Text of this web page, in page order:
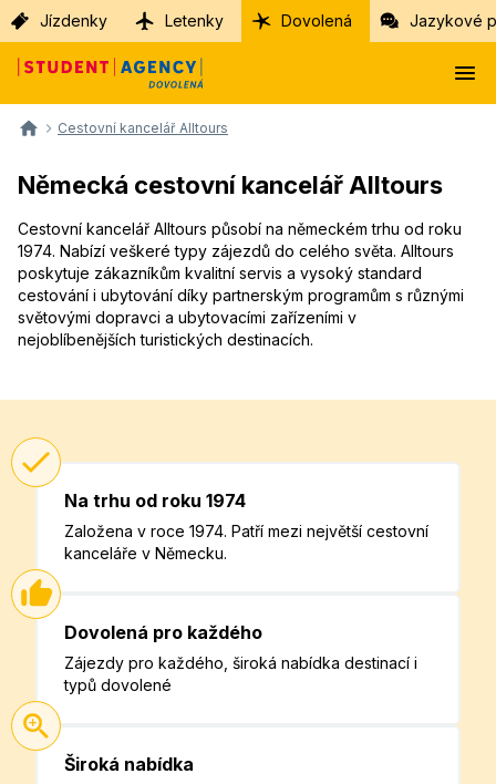
Jízdenky Letenky Dovolená Jazykové
Cestovní kancelář Alltours
Německá cestovní kancelář Alltours
Cestovní kancelář Alltours působí na německém trhu od roku
1974. Nabízí veškeré typy zájezdů do celého světa. Alltours
poskytuje zákazníkům kvalitní servis a vysoký standard
cestování i ubytování díky partnerským programům s různými
světovými dopravci a ubytovacími zařízeními v
nejoblíbenějších turistických destinacích.
Na trhu od roku 1974
Založena v roce 1974. Patří mezi největší cestovní
kanceláře v Německu.
Dovolená pro každého
Zájezdy pro každého, široká nabídka destinací i
typů dovolené
Široká nabídka